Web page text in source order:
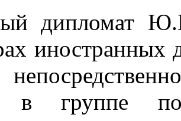
дипломат
в группе